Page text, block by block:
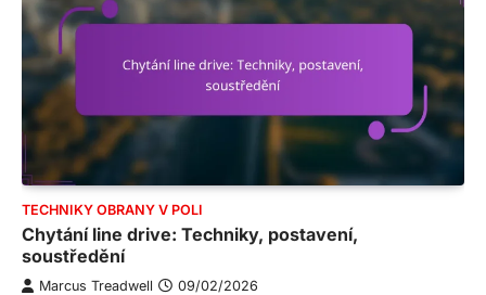
TECHNIKY OBRANY V POLI
Chytání line drive: Techniky, postavení,
soustředění
Marcus Treadwell 09/02/2026